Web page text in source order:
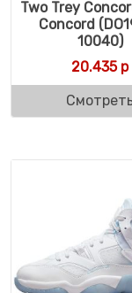
Two Trey
Concord
10040)
20.435р